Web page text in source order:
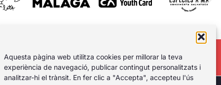
Aquesta pàgina web utilitza cookies per millorar la teva
experiència de navegació, publicar contingut personalitzats i
analitzar-hi el trànsit. En fer clic a "Accepta", accepteu l'ús